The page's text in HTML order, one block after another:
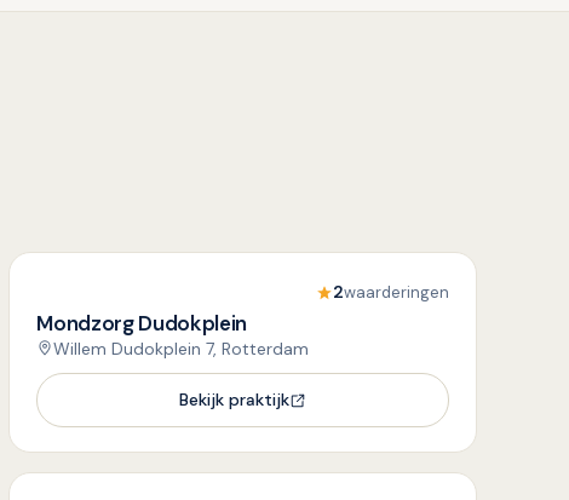
2waarderingen
Mondzorg Dudokplein
Willem Dudokplein 7, Rotterdam
Bekijk praktijk